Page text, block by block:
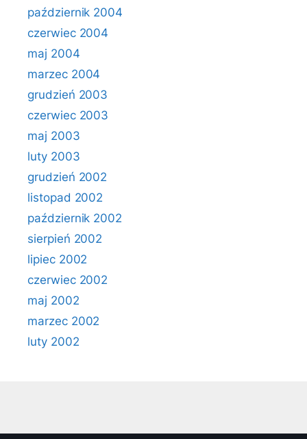
październik 2004
czerwiec 2004
maj 2004
marzec 2004
grudzień 2003
czerwiec 2003
maj 2003
luty 2003
grudzień 2002
listopad 2002
październik 2002
sierpień 2002
lipiec 2002
czerwiec 2002
maj 2002
marzec 2002
luty 2002